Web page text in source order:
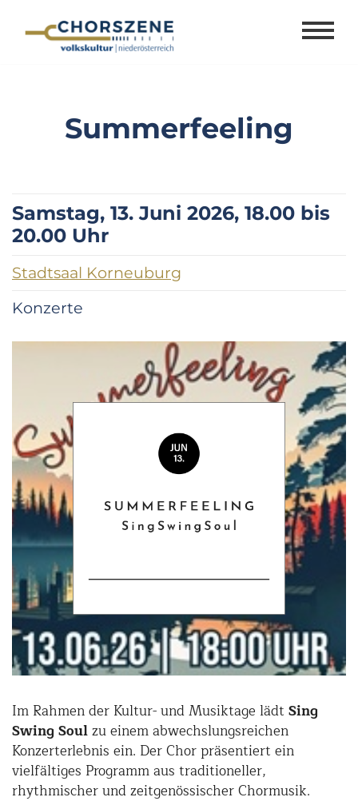
Summerfeeling
Samstag, 13. Juni 2026, 18.00 bis
20.00 Uhr
Stadtsaal Korneuburg
Konzerte
Im Rahmen der Kultur- und Musiktage lädt Sing
Swing Soulzu einem abwechslungsreichen
Konzerterlebnis ein. Der Chor präsentiert ein
vielfältiges Programm aus traditioneller,
rhythmischer und zeitgenössischer Chormusik.